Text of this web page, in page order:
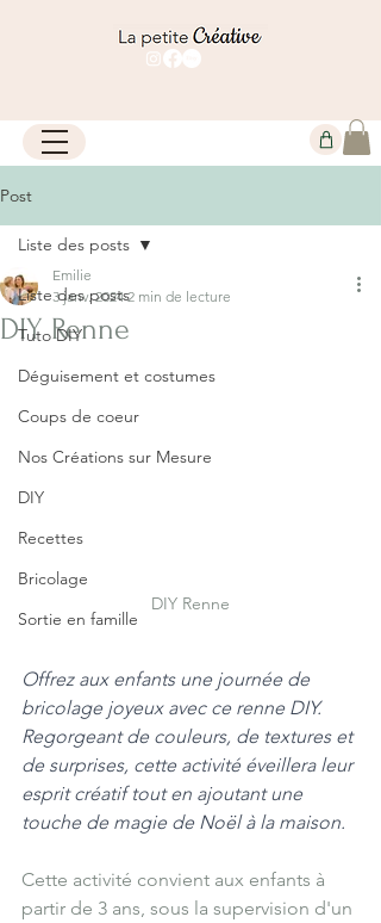
Post
Liste des posts
Tuto DIY
Déguisement et costumes
Coups de coeur
Nos Créations sur Mesure
DIY
Recettes
Bricolage
Sortie en famille
Liste des posts
DIY Renne
Emilie
3 janv. 2024 2 min de lecture
DIY Renne
Offrez aux enfants une journée de
bricolage joyeux avec ce renne DIY.
Regorgeant de couleurs, de textures et
de surprises, cette activité éveillera leur
esprit créatif tout en ajoutant une
touche de magie de Noël à la maison.
Cette activité convient aux enfants à
partir de 3 ans, sous la supervision d'un